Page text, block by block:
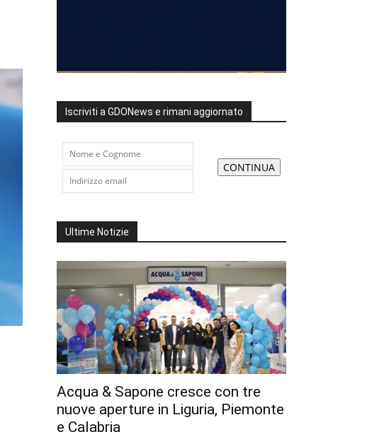
Iscriviti a GDONews e rimani aggiornato
Ultime Notizie
Acqua & Sapone cresce con tre
nuove aperture in Liguria, Piemonte
e Calabria